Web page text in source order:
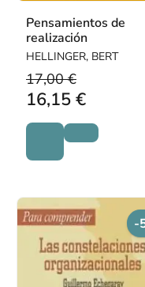
Pensamientos de
realización
HELLINGER, BERT
17,00 €
16,15 €
-